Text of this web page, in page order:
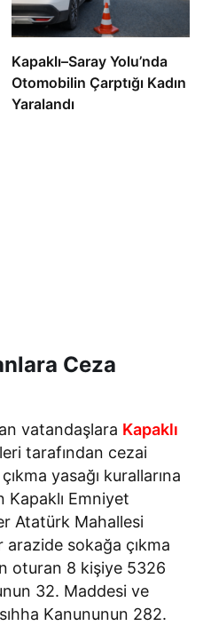
Kapaklı–Saray Yolu’nda
Otomobilin Çarptığı Kadın
Yaralandı
Ceza
vatandaşlara Kapaklı
tarafından cezai
yasağı kurallarına
Emniyet
Atatürk Mahallesi
sokağa çıkma
oturan 8 kişiye 5326
32. Maddesi ve
Kanununun 282.